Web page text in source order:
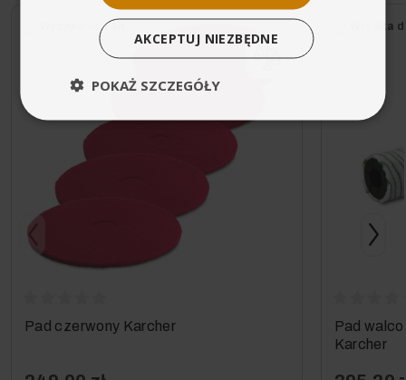
Wysyłka do 24h
Pad czerwony Karcher
Wysyłka
Pad
Karcher
AKCEPTUJ NIEZBĘDNE
POKAŻ SZCZEGÓŁY